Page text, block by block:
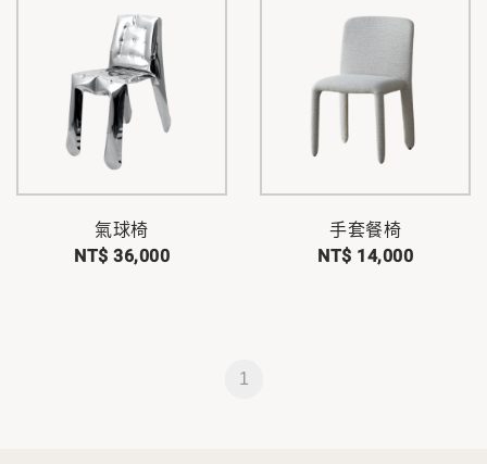
氣球椅
NT$ 36,000
手套餐椅
NT$ 14,000
1